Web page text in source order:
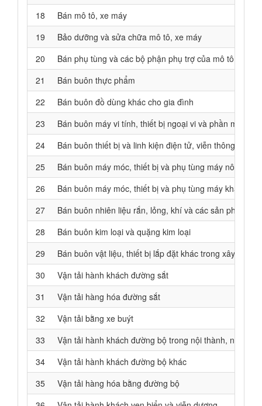
18
Bán mô tô, xe máy
19
Bảo dưỡng và sửa chữa mô tô, xe máy
20
Bán phụ tùng và các bộ phận phụ trợ của mô tô, xe
21
Bán buôn thực phẩm
22
Bán buôn đồ dùng khác cho gia đình
23
Bán buôn máy vi tính, thiết bị ngoại vi và phần mềm
24
Bán buôn thiết bị và linh kiện điện tử, viễn thông
25
Bán buôn máy móc, thiết bị và phụ tùng máy nông
26
Bán buôn máy móc, thiết bị và phụ tùng máy khác
27
Bán buôn nhiên liệu rắn, lỏng, khí và các sản phẩm
28
Bán buôn kim loại và quặng kim loại
29
Bán buôn vật liệu, thiết bị lắp đặt khác trong xây dựng
30
Vận tải hành khách đường sắt
31
Vận tải hàng hóa đường sắt
32
Vận tải bằng xe buýt
33
Vận tải hành khách đường bộ trong nội thành, ngoại
34
Vận tải hành khách đường bộ khác
35
Vận tải hàng hóa bằng đường bộ